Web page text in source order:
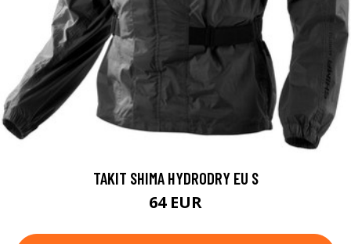
TAKIT SHIMA HYDRODRY EU S
64 EUR